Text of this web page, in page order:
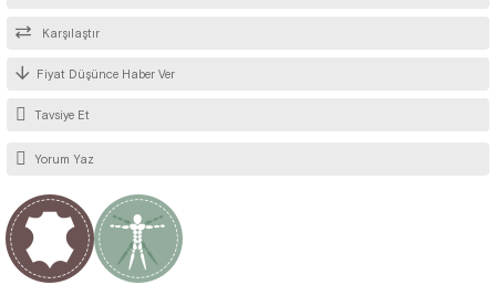
Karşılaştır
Fiyat Düşünce Haber Ver
Tavsiye Et
Yorum Yaz